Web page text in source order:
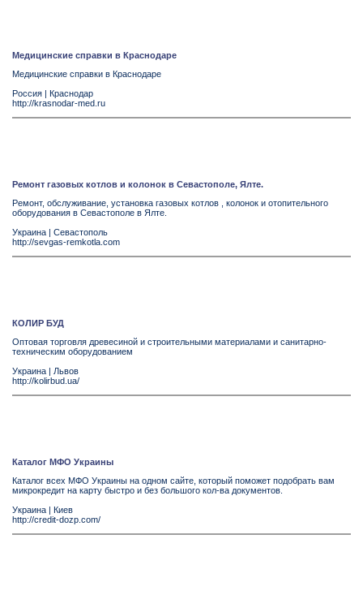
Медицинские справки в Краснодаре
Медицинские справки в Краснодаре
Россия | Краснодар
http://krasnodar-med.ru
Ремонт газовых котлов и колонок в Севастополе, Ялте.
Ремонт, обслуживание, установка газовых котлов , колонок и отопительного
оборудования в Севастополе в Ялте.
Украина | Севастополь
http://sevgas-remkotla.com
КОЛИР БУД
Оптовая торговля древесиной и строительными материалами и санитарно-
техническим оборудованием
Украина | Львов
http://kolirbud.ua/
Каталог МФО Украины
Каталог всех МФО Украины на одном сайте, который поможет подобрать вам
микрокредит на карту быстро и без большого кол-ва документов.
Украина | Киев
http://credit-dozp.com/